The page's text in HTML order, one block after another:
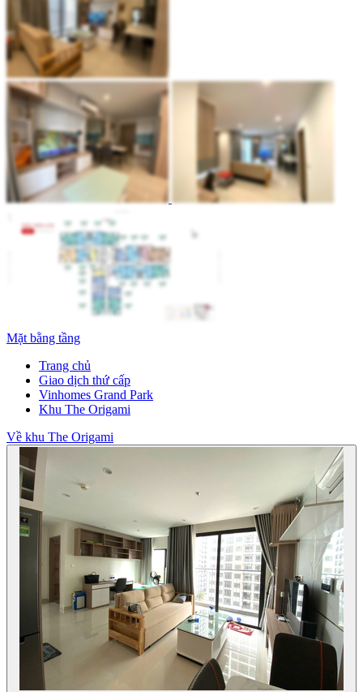
Mặt bằng tầng
Trang chủ
Giao dịch thứ cấp
Vinhomes Grand Park
Khu The Origami
Về khu The Origami